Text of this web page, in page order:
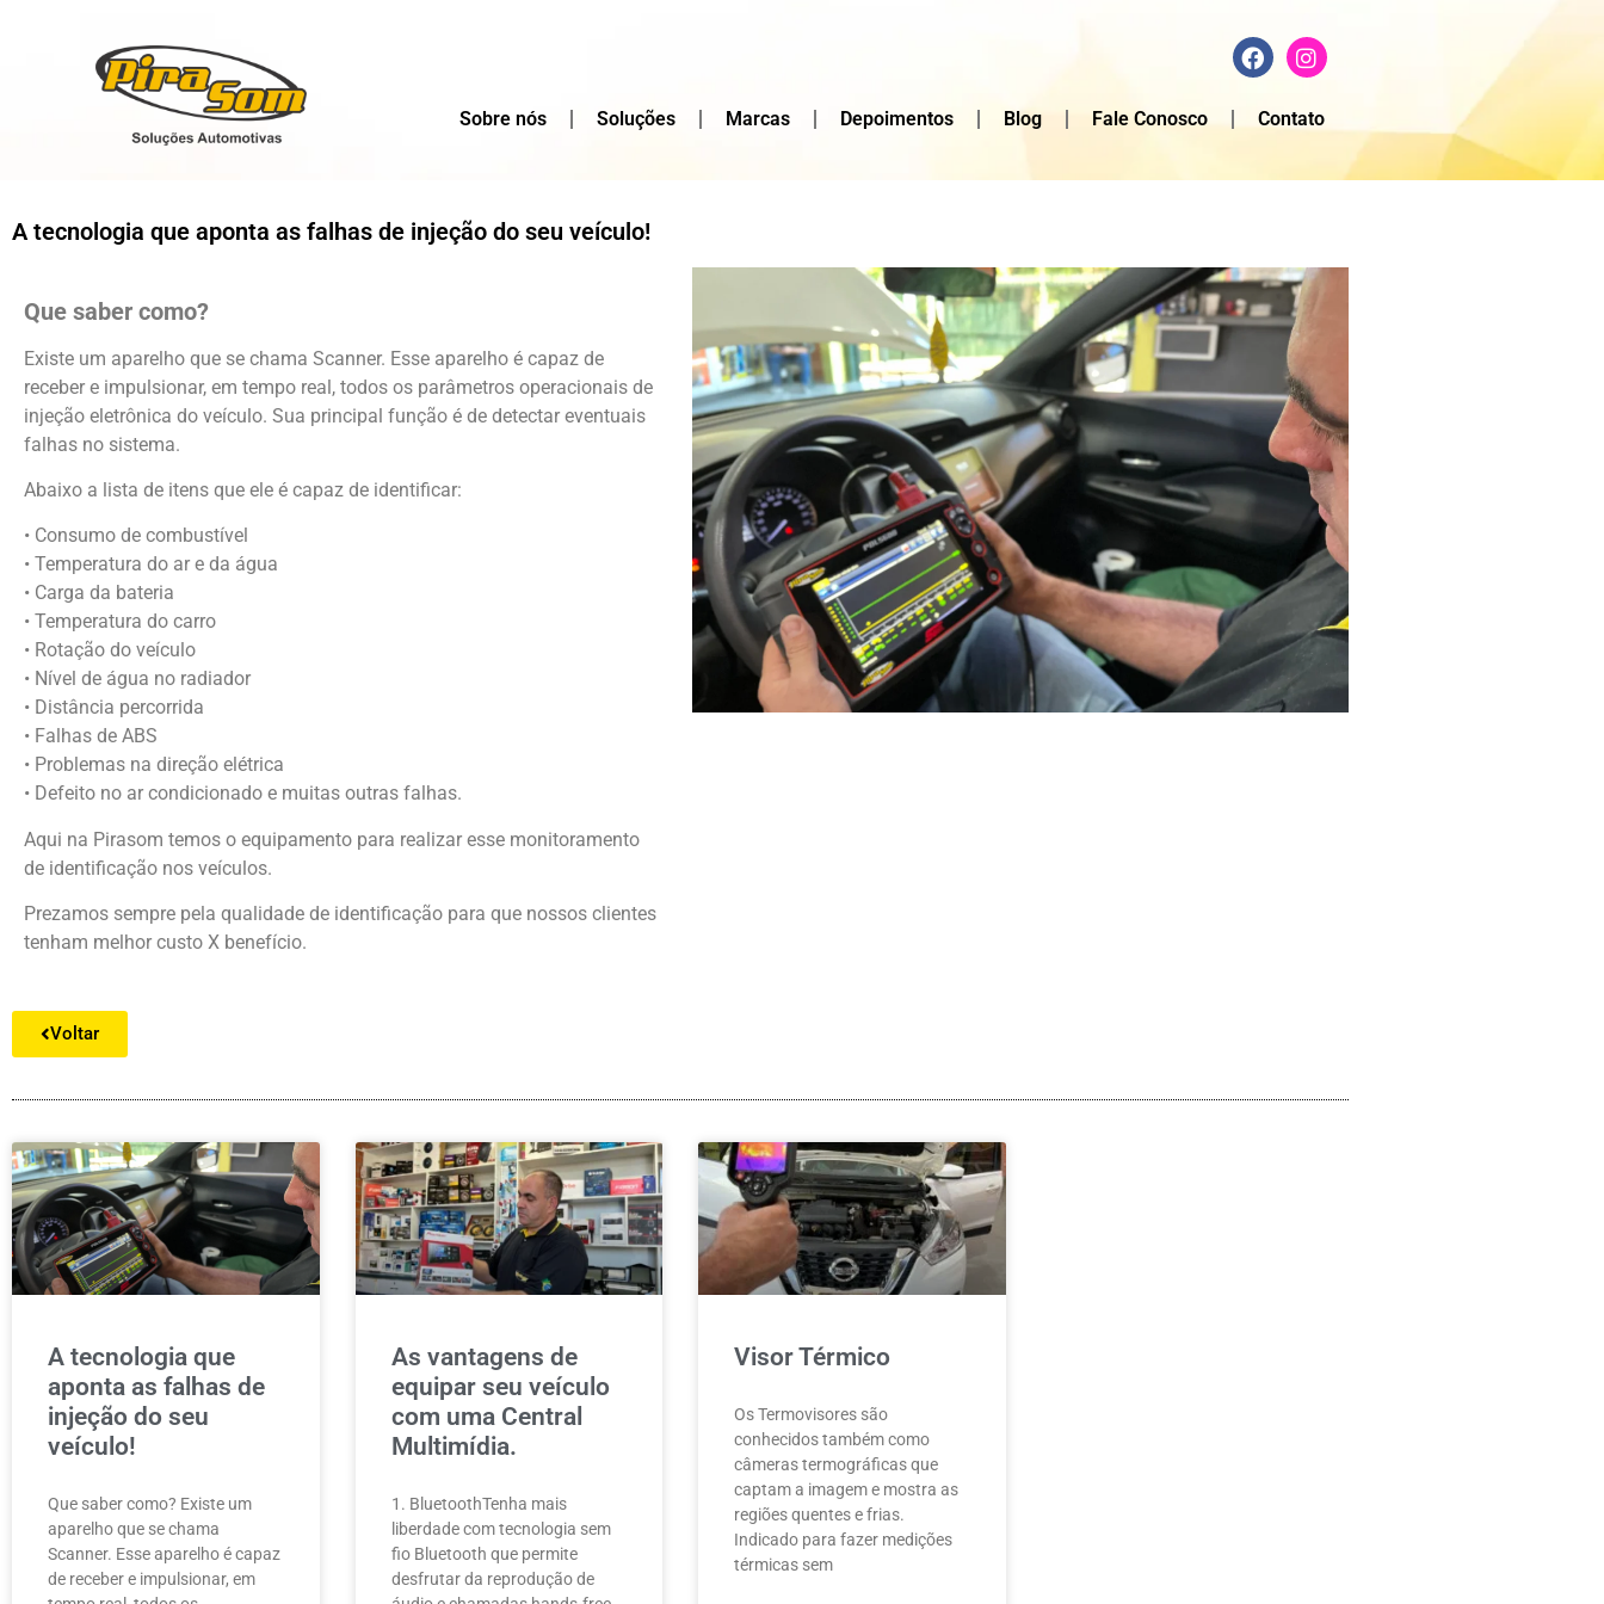
Sobre nós Soluções Marcas Depoimentos Blog Fale Conosco Contato
A tecnologia que aponta as falhas de injeção do seu veículo!
Que saber como?
Existe um aparelho que se chama Scanner. Esse aparelho é capaz de
receber e impulsionar, em tempo real, todos os parâmetros operacionais de
injeção eletrônica do veículo. Sua principal função é de detectar eventuais
falhas no sistema.
Abaixo a lista de itens que ele é capaz de identificar:
• Consumo de combustível
• Temperatura do ar e da água
• Carga da bateria
• Temperatura do carro
• Rotação do veículo
• Nível de água no radiador
• Distância percorrida
• Falhas de ABS
• Problemas na direção elétrica
• Defeito no ar condicionado e muitas outras falhas.
Aqui na Pirasom temos o equipamento para realizar esse monitoramento
de identificação nos veículos.
Prezamos sempre pela qualidade de identificação para que nossos clientes
tenham melhor custo X benefício.
Voltar
A tecnologia que
aponta as falhas de
injeção do seu
veículo!
Que saber como? Existe um
aparelho que se chama
Scanner. Esse aparelho é capaz
de receber e impulsionar, em
As vantagens de
equipar seu veículo
com uma Central
Multimídia.
1. BluetoothTenha mais
liberdade com tecnologia sem
fio Bluetooth que permite
desfrutar da reprodução de
Visor Térmico
Os Termovisores são
conhecidos também como
câmeras termográficas que
captam a imagem e mostra as
regiões quentes e frias.
Indicado para fazer medições
térmicas sem